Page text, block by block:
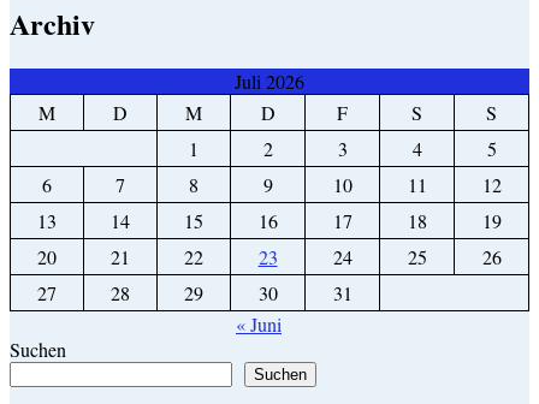
Archiv
Juli 2026
M
D M D F S
S
1
2 3 4
5
6
7 8 9 10 11
12
13
14 15 16 17 18
19
20
21 22 23 24 25
26
27
28 29 30
31
« Juni
Suchen
Suchen